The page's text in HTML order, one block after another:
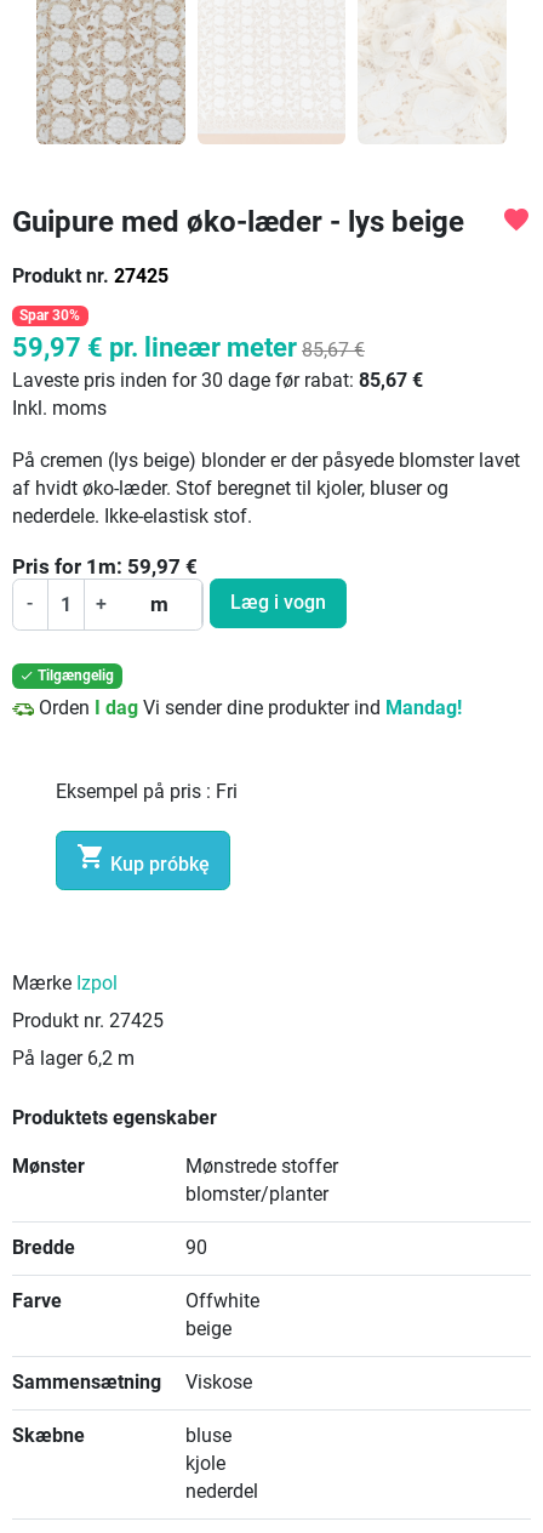
Guipure med øko-læder - lys beige
Produkt nr. 27425
favorite
Spar 30%
59,97 € pr. lineær meter 85,67 €
Laveste pris inden for 30 dage før rabat: 85,67 €
Inkl. moms
På cremen (lys beige) blonder er der påsyede blomster lavet
af hvidt øko-læder. Stof beregnet til kjoler, bluser og
nederdele. Ikke-elastisk stof.
Pris for 1 m: 59,97 €
- + m Læg i vogn
 Tilgængelig
Orden I dag Vi sender dine produkter ind Mandag!
Eksempel på pris : Fri
 Kup próbkę
Mærke Izpol
Produkt nr. 27425
På lager 6,2 m
Produktets egenskaber
Mønster
Mønstrede stoffer
blomster/planter
Bredde 90
Farve
Offwhite
beige
Sammensætning Viskose
Skæbne
bluse
kjole
nederdel